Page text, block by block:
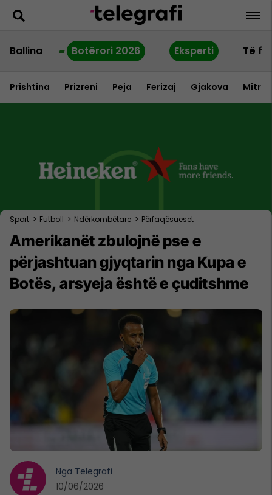
Ballina Botërori 2026 Eksperti Të
Prishtina Prizreni Peja Ferizaj Gjakova
Sport > Futboll > Ndërkombëtare > Përfaqësueset
Amerikanët zbulojnë pse e
përjashtuan gjyqtarin nga Kupa e
Botës, arsyeja është e çuditshme
Nga Telegrafi
10/06/2026